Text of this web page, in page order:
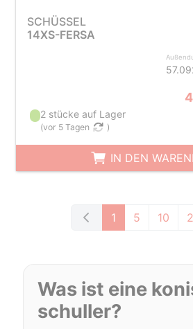
SCHÜSSEL
14XS-FERSA
2 stücke auf Lager
(vor 5 Tagen )
IN DEN
1 5 10
Was ist eine
schuller?